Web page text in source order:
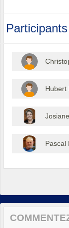
Participants
Hubert
Pascal